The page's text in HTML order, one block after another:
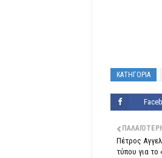
ΚΑΤΗΓΟΡΙΑ
Πέτρος
τύπου για